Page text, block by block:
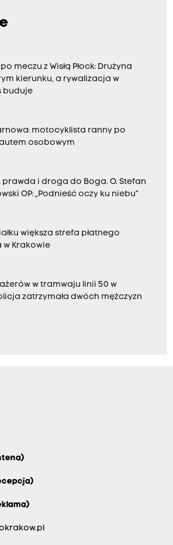
meczu z Wisłą Płock: Drużyna
kierunku, a rywalizacja w
buduje
motocyklista ranny po
osobowym
prawda i droga do Boga. O. Stefan
OP: „Podnieść oczy ku niebu”
większa strefa płatnego
Krakowie
w tramwaju linii 50 w
zatrzymała dwóch mężczyzn